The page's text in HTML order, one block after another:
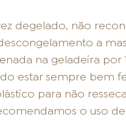
degelado, não
a
na geladeira por
estar sempre bem
para não
o uso